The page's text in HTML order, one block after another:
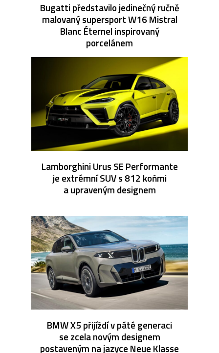
Bugatti představilo jedinečný ručně
malovaný supersport W16 Mistral
Blanc Éternel inspirovaný
porcelánem
Lamborghini Urus SE Performante
je extrémní SUV s 812 koňmi
a upraveným designem
BMW X5 přijíždí v páté generaci
se zcela novým designem
postaveným na jazyce Neue Klasse